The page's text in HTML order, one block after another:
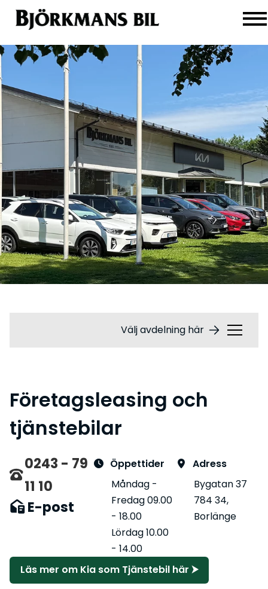
Välj avdelning här
Företagsleasing och
tjänstebilar
0243 - 79
11 10
E-post
Öppettider
Måndag -
Fredag 09.00
- 18.00
Lördag 10.00
- 14.00
Adress
Bygatan 37
784 34,
Borlänge
Läs mer om Kia som Tjänstebil här ⮞